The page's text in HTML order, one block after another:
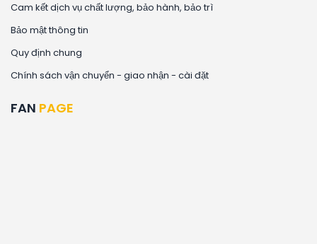
Cam kết dịch vụ chất lượng, bảo hành, bảo trì
Bảo mật thông tin
Quy định chung
Chính sách vận chuyển - giao nhận - cài đặt
FAN PAGE